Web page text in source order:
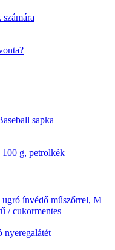
sapka
g, petrolkék
ínvédő műszőrrel, M
/ cukormentes
nyeregalátét